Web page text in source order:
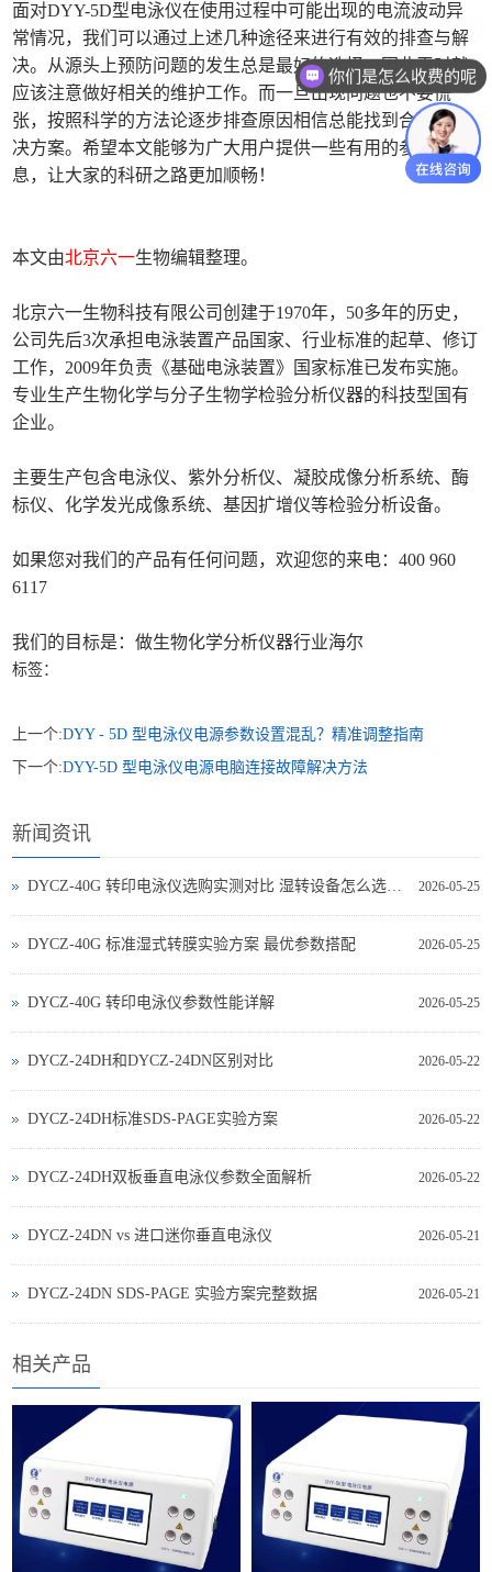
面对DYY-5D型电泳仪在使用过程中可能出现的电流波动异
常情况，我们可以通过上述几种途径来进行有效的排查与解
决。从源头上预防问题的发生总是最好的选择，因此平时就
应该注意做好相关的维护工作。而一旦出现问题也不要慌
张，按照科学的方法论逐步排查原因相信总能找到合理的解
决方案。希望本文能够为广大用户提供一些有用的参考信
息，让大家的科研之路更加顺畅！
本文由北京六一生物编辑整理。
北京六一生物科技有限公司创建于1970年，50多年的历史，
公司先后3次承担电泳装置产品国家、行业标准的起草、修订
工作，2009年负责《基础电泳装置》国家标准已发布实施。
专业生产生物化学与分子生物学检验分析仪器的科技型国有
企业。
主要生产包含电泳仪、紫外分析仪、凝胶成像分析系统、酶
标仪、化学发光成像系统、基因扩增仪等检验分析设备。
如果您对我们的产品有任何问题，欢迎您的来电：400 960
6117
我们的目标是：做生物化学分析仪器行业海尔
标签：
上一个:DYY - 5D 型电泳仪电源参数设置混乱？精准调整指南
下一个:DYY-5D 型电泳仪电源电脑连接故障解决方法
新闻资讯
2026-05-25
DYCZ-40G 转印电泳仪选购实测对比 湿转设备怎么选不踩坑
2026-05-25
DYCZ-40G 标准湿式转膜实验方案 最优参数搭配
2026-05-25
DYCZ-40G 转印电泳仪参数性能详解
2026-05-22
DYCZ-24DH和DYCZ-24DN区别对比
2026-05-22
DYCZ-24DH标准SDS-PAGE实验方案
2026-05-22
DYCZ-24DH双板垂直电泳仪参数全面解析
2026-05-21
DYCZ‑24DN vs 进口迷你垂直电泳仪
2026-05-21
DYCZ‑24DN SDS‑PAGE 实验方案完整数据
相关产品
你们是怎么收费的呢